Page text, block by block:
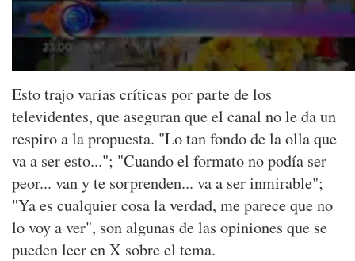
Esto trajo varias críticas por parte de los
televidentes, que aseguran que el canal no le da un
respiro a la propuesta. "Lo tan fondo de la olla que
va a ser esto..."; "Cuando el formato no podía ser
peor... van y te sorprenden... va a ser inmirable";
"Ya es cualquier cosa la verdad, me parece que no
lo voy a ver", son algunas de las opiniones que se
pueden leer en X sobre el tema.